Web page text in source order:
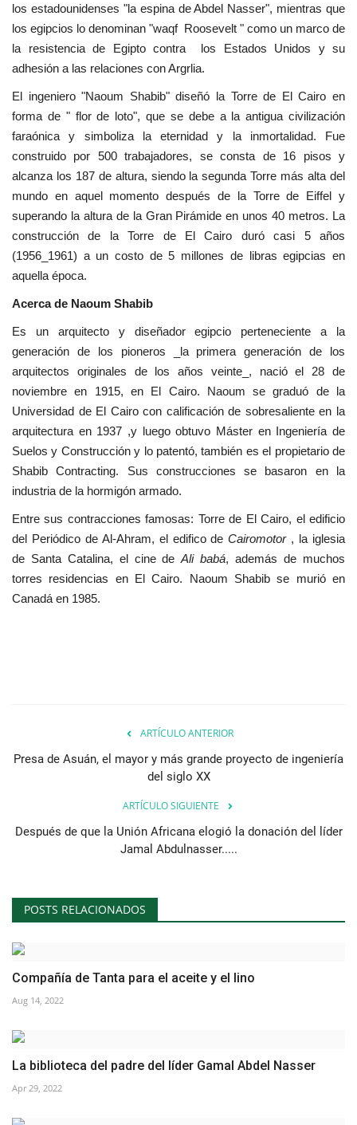
Oportunidades
vídeos
Los colaboradores
Los patrocinios
Galería
Lengua
English Swahili español
los estadounidenses "la espina de Abdel Nasser", mientras que
los egipcios lo denominan "waqf Roosevelt " como un marco de
la resistencia de Egipto contra los Estados Unidos y su
adhesión a las relaciones con Argrlia.
El ingeniero "Naoum Shabib" diseñó la Torre de El Cairo en
forma de " flor de loto", que se debe a la antigua civilización
faraónica y simboliza la eternidad y la inmortalidad. Fue
construido por 500 trabajadores, se consta de 16 pisos y
alcanza los 187 de altura, siendo la segunda Torre más alta del
mundo en aquel momento después de la Torre de Eiffel y
superando la altura de la Gran Pirámide en unos 40 metros. La
construcción de la Torre de El Cairo duró casi 5 años
(1956_1961) a un costo de 5 millones de libras egipcias en
aquella época.
Acerca de Naoum Shabib
Es un arquitecto y diseñador egipcio perteneciente a la
generación de los pioneros _la primera generación de los
arquitectos originales de los años veinte_, nació el 28 de
noviembre en 1915, en El Cairo. Naoum se graduó de la
Universidad de El Cairo con calificación de sobresaliente en la
arquitectura en 1937 ,y luego obtuvo Máster en Ingeniería de
Suelos y Construcción y lo patentó, también es el propietario de
Shabib Contracting. Sus construcciones se basaron en la
industria de la hormigón armado.
Entre sus contracciones famosas: Torre de El Cairo, el edificio
del Periódico de Al-Ahram, el edifico deCairomotor, la iglesia
de Santa Catalina, el cine deAli babá, además de muchos
torres residencias en El Cairo. Naoum Shabib se murió en
Canadá en 1985.
ARTÍCULO ANTERIOR
Presa de Asuán, el mayor y más grande proyecto de ingeniería
del siglo XX
ARTÍCULO SIGUIENTE
Después de que la Unión Africana elogió la donación del líder
Jamal Abdulnasser.....
POSTS RELACIONADOS
Compañía de Tanta para el aceite y el lino
Aug 14, 2022
La biblioteca del padre del líder Gamal Abdel Nasser
Apr 29, 2022